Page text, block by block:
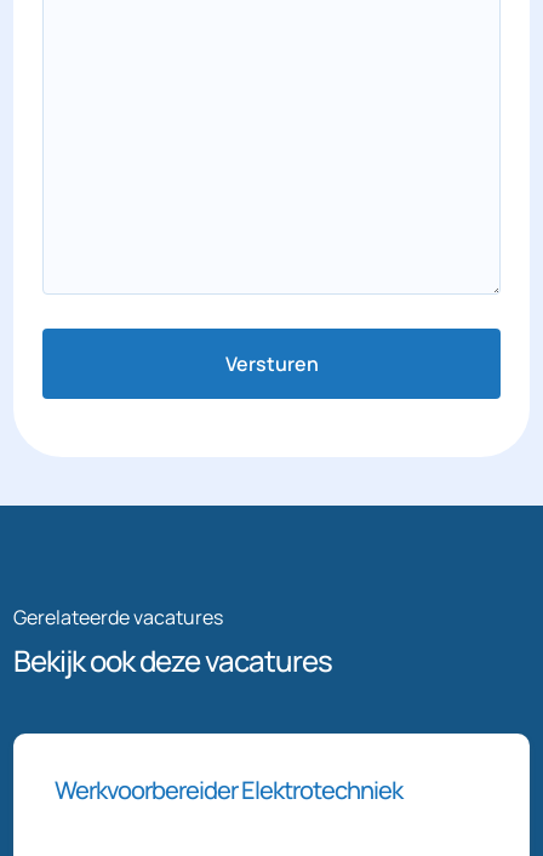
Versturen
Gerelateerde vacatures
Bekijk ook deze vacatures
Werkvoorbereider Elektrotechniek